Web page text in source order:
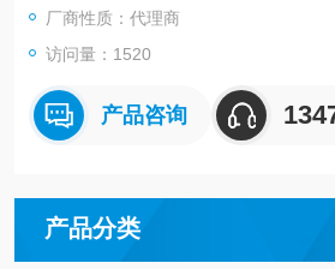
厂商性质：代理商
访问量：1520
产品咨询
产品分类